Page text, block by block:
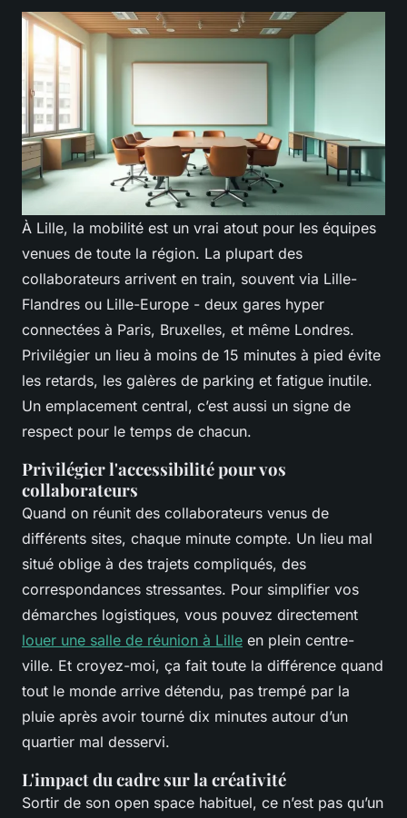
À Lille, la mobilité est un vrai atout pour les équipes
venues de toute la région. La plupart des
collaborateurs arrivent en train, souvent via Lille-
Flandres ou Lille-Europe - deux gares hyper
connectées à Paris, Bruxelles, et même Londres.
Privilégier un lieu à moins de 15 minutes à pied évite
les retards, les galères de parking et fatigue inutile.
Un emplacement central, c’est aussi un signe de
respect pour le temps de chacun.
Privilégier l'accessibilité pour vos
collaborateurs
Quand on réunit des collaborateurs venus de
différents sites, chaque minute compte. Un lieu mal
situé oblige à des trajets compliqués, des
correspondances stressantes. Pour simplifier vos
démarches logistiques, vous pouvez directement
louer une salle de réunion à Lille en plein centre-
ville. Et croyez-moi, ça fait toute la différence quand
tout le monde arrive détendu, pas trempé par la
pluie après avoir tourné dix minutes autour d’un
quartier mal desservi.
L'impact du cadre sur la créativité
Sortir de son open space habituel, ce n’est pas qu’un